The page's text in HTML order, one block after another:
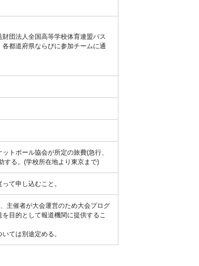
団法人全国高等学校体育連盟バス
都道府県ならびに参加チームに通
トボール協会が所定の旅費(急行、
する。(学校所在地より東京まで)
て申し込むこと。
主催者が大会運営のため大会プログ
目的として報道機関に提供するこ
ては別途定める。